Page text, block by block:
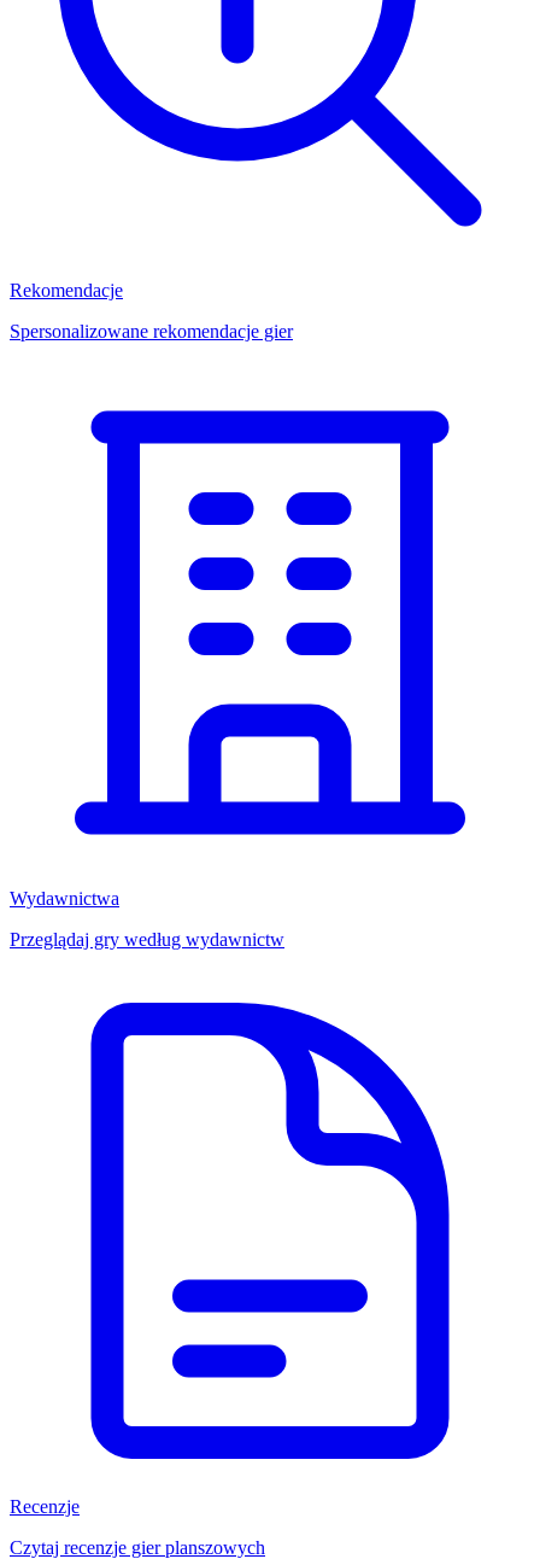
Rekomendacje
Spersonalizowane rekomendacje gier
Wydawnictwa
Przeglądaj gry według wydawnictw
Recenzje
Czytaj recenzje gier planszowych